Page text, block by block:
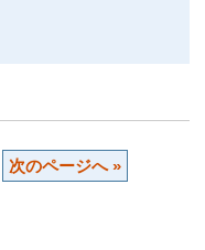
次のページへ »